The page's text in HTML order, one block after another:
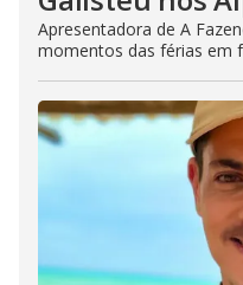
Apresentadora de A
momentos das férias em